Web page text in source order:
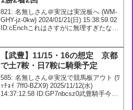
821: 名無しさん＠実況は実況板へ (WM-
GHY-jz-0kw) 2024/01/21(日) 15:38:59.02
ID:cEnchこれはさすがに無理すぎたな
【武豊】11/15・16の想定 京都
で土7鞍・日7鞍に騎乗予定
585: 名無しさん＠実況で競馬板アウト (ﾜ
ｯﾁｮｲ 7ff0-BZX9) 2025/11/12(水)
14:37:12.58 ID:GP7nbcsz0武豊騎手今週